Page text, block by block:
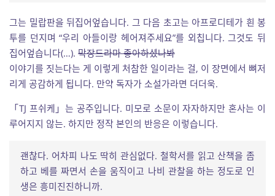
그는 밀랍판을 뒤집어엎습니다. 그 다음 초고는 아프로디테가 흰 봉
투를 던지며 “우리 아들이랑 헤어져주세요”를 외칩니다. 그것도 뒤
집어엎습니다(…). 막장드라마 좋아하셨나봐
이야기를 짓는다는 게 이렇게 처참한 일이라는 걸, 이 장면에서 뼈저
리게 공감하게 됩니다. 만약 독자가 소설가라면 더더욱.
「TJ 프쉬케」는 공주입니다. 미모로 소문이 자자하지만 혼사는 이
루어지지 않는. 하지만 정작 본인의 반응은 이렇습니다.
괜찮다. 어차피 나도 딱히 관심없다. 철학서를 읽고 산책을 좀
하고 베를 짜면서 손을 움직이고 나비 관찰을 하는 정도로 인
생은 흥미진진하니까.